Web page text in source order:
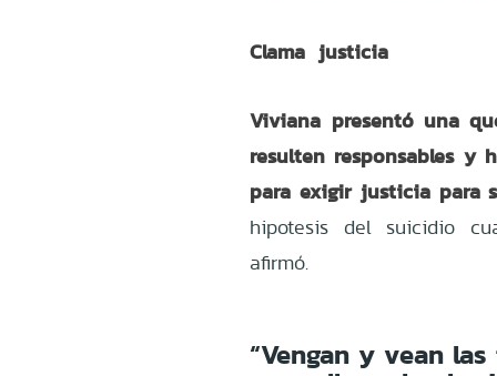
Clama justicia
Viviana presentó una
resulten responsables y
para exigir justicia para
hipotesis del suicidio
afirmó.
“Vengan y vean